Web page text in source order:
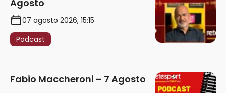
Agosto
07 agosto 2026, 15:15
Podcast
Fabio Maccheroni – 7 Agosto